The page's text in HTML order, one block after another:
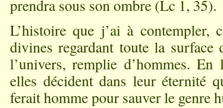
prendra sous son ombre (Lc 1, 35).
L’histoire que j’ai à contempler,
divines regardant toute la
l’univers, remplie d’hommes.
elles décident dans leur éternité
ferait homme pour sauver le genre